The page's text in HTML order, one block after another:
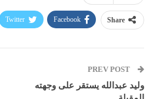
Share
Facebook
Twitter
وليد عبدالله يستقر على وجهته